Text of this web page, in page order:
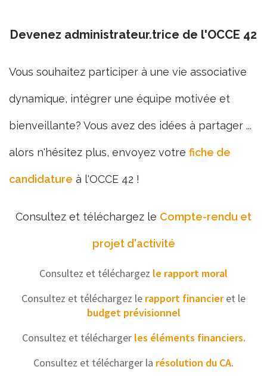
Devenez administrateur.trice de l'OCCE 42
Vous souhaitez participer à une vie associative
dynamique, intégrer une équipe motivée et
bienveillante? Vous avez des idées à partager ...
alors n'hésitez plus, envoyez votre fiche de
candidature à l'OCCE 42 !
Consultez et téléchargez le Compte-rendu et
projet d'activité
Consultez et téléchargez le rapport moral
Consultez et téléchargez le rapport financieret le
budget prévisionnel
Consultez et télécharger les éléments financiers.
Consultez et télécharger la résolution du CA.